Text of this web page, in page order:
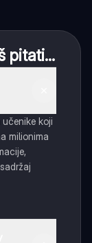
pitati...
koji
milionima